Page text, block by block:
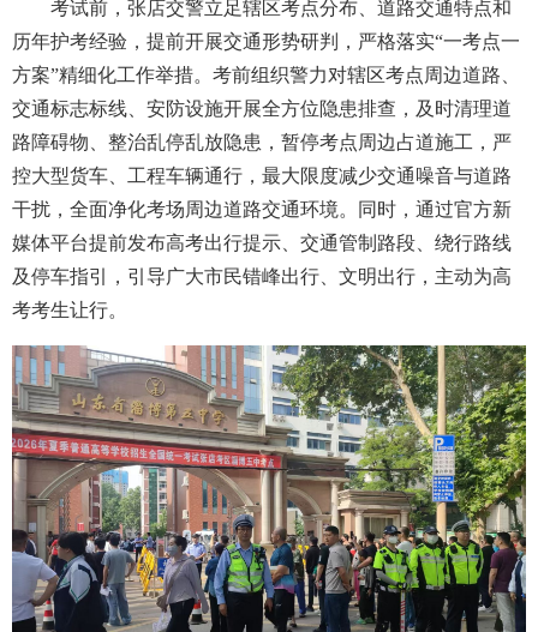
考试前，张店交警立足辖区考点分布、道路交通特点和
历年护考经验，提前开展交通形势研判，严格落实“一考点一
方案”精细化工作举措。考前组织警力对辖区考点周边道路、
交通标志标线、安防设施开展全方位隐患排查，及时清理道
路障碍物、整治乱停乱放隐患，暂停考点周边占道施工，严
控大型货车、工程车辆通行，最大限度减少交通噪音与道路
干扰，全面净化考场周边道路交通环境。同时，通过官方新
媒体平台提前发布高考出行提示、交通管制路段、绕行路线
及停车指引，引导广大市民错峰出行、文明出行，主动为高
考考生让行。